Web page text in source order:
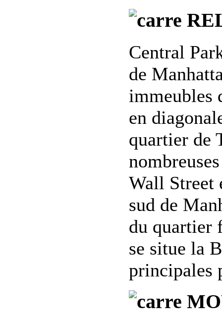
Central
de
immeubles
en
quartier de
Wall Street
sud de
du quartier
se situe la
principales